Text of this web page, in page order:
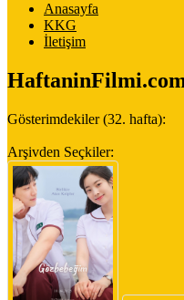
Anasayfa
KKG
İletişim
Gösterimdekiler (32. hafta):
Arşivden Seçkiler: